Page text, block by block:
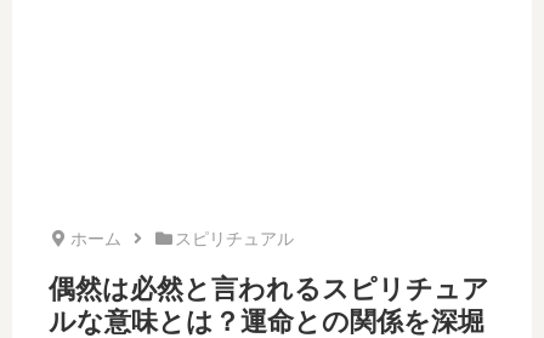
ホーム スピリチュアル
偶然は必然と言われるスピリチュア
ルな意味とは？運命との関係を深堀